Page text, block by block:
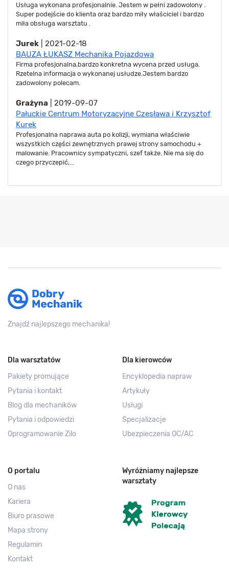
Usługa wykonana profesjonalnie. Jestem w pełni zadowolony .
Super podejście do klienta oraz bardzo miły właściciel i bardzo
miła obsługa warsztatu .
Jurek | 2021-02-18
BAUZA ŁUKASZ Mechanika Pojazdowa
Firma profesjonalna,bardzo konkretna wycena przed usługa.
Rzetelna informacja o wykonanej usłudze.Jestem bardzo
zadowolony polecam.
Grażyna | 2019-09-07
Pałuckie Centrum Motoryzacyjne Czesława i Krzysztof
Kurek
Profesjonalna naprawa auta po kolizji, wymiana właściwie
wszystkich części zewnętrznych prawej strony samochodu +
malowanie. Pracownicy sympatyczni, szef także. Nie ma się do
czego przyczepić,...
Znajdź najlepszego mechanika!
Dla warsztatów
Pakiety promujące
Pytania i kontakt
Blog dla mechaników
Pytania i odpowiedzi
Oprogramowanie Zilo
Dla kierowców
Encyklopedia napraw
Artykuły
Usługi
Specjalizacje
Ubezpieczenia OC/AC
O portalu
O nas
Kariera
Biuro prasowe
Mapa strony
Regulamin
Kontakt
Wyróżniamy najlepsze
warsztaty